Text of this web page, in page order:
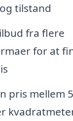
tilstand
fra flere
for at
pris mellem